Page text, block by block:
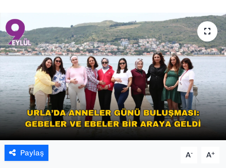
Paylaş A- A+
TEKNOLOJİ
YAŞAM
YEREL YÖNETİMLER